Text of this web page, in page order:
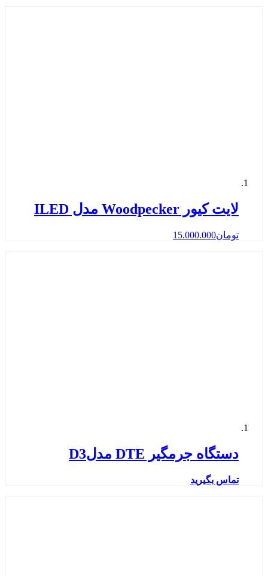
لایت کیور Woodpecker مدل ILED
تومان15.000.000
دستگاه جرمگیر DTE مدلD3
تماس بگیرید